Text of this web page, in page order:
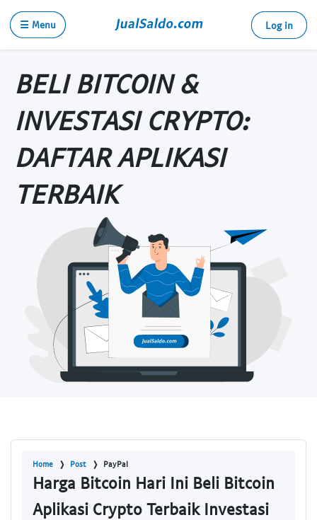
☰ Menu Log in
BELI BITCOIN &
INVESTASI CRYPTO:
DAFTAR APLIKASI
TERBAIK
Home Post PayPal
Harga Bitcoin Hari Ini Beli Bitcoin
Aplikasi Crypto Terbaik Investasi